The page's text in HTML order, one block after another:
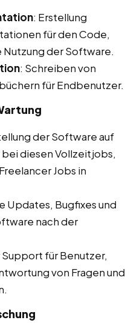
: Erstellung
für den Code,
der Software.
: Schreiben von
für Endbenutzer.
der Software auf
diesen Vollzeitjobs,
Jobs in
Updates, Bugfixes und
nach der
für Benutzer,
von Fragen und